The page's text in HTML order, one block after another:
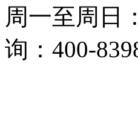
周一至周日
询：400-